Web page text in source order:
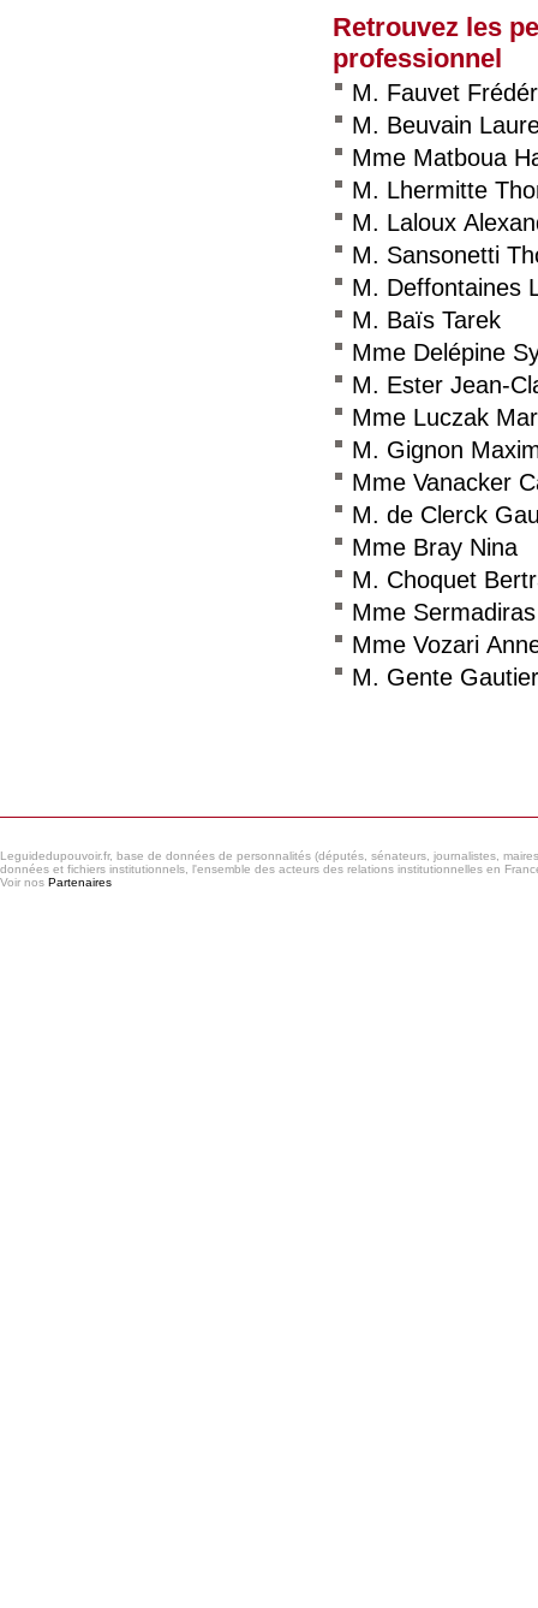
Retrouvez les
professionnel
M. Fauvet
M. Beuvain
Mme Matboua
M. Lhermitte
M. Laloux
M. Sansonetti
M. Deffontaines
M. Baïs Tarek
Mme Delépine
M. Ester Jean-
Mme Luczak
M. Gignon
Mme Vanacker
M. de Clerck
Mme Bray Nina
M. Choquet
Mme
Mme Vozari
M. Gente Gautier
Leguidedupouvoir.fr, base de données de personnalités (députés, sénateurs, journalistes,
données et fichiers institutionnels, l'ensemble des acteurs des relations institutionnelles en
Voir nos Partenaires